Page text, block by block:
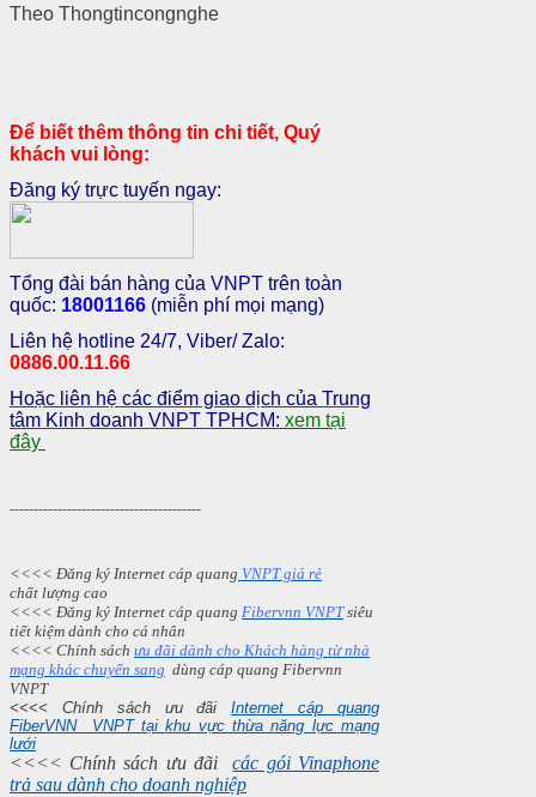
Theo Thongtincongnghe
Để biết thêm thông tin chi tiết, Quý
khách vui lòng:
Đăng ký trực tuyến ngay:
Tổng đài bán hàng của VNPT trên toàn
quốc: 18001166 (miễn phí mọi mạng)
Liên hệ hotline 24/7, Viber/ Zalo:
0886.00.11.66
Hoặc liên hệ các điểm giao dịch của Trung
tâm Kinh doanh VNPT TPHCM: xem tại
đây
----------------------------------------
<<<< Đăng ký Internet cáp quang VNPT giá rẻ
chất lượng cao
<<<< Đăng ký Internet cáp quang Fibervnn VNPTsiêu
tiết kiệm dành cho cá nhân
<<<< Chính sách ưu đãi dành cho Khách hàng từ nhà
mạng khác chuyển sang dùng cáp quang Fibervnn
VNPT
<<<< Chính sách ưu đãiInternet cáp quang
FiberVNN VNPT tại khu vực thừa năng lực mạng
lưới
<<<< Chính sách ưu đãicác gói Vinaphone
trả sau dành cho doanh nghiệp